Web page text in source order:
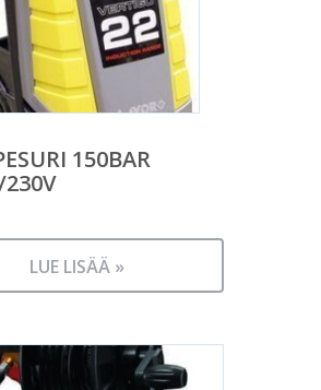
150BAR
LUE LISÄÄ »